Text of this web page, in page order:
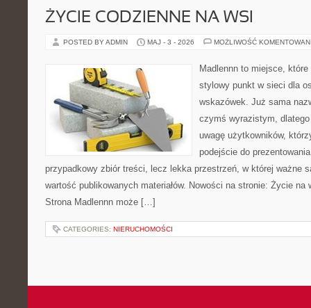
ŻYCIE CODZIENNE NA WSI
POSTED BY ADMIN MAJ - 3 - 2026 MOŻLIWOŚĆ
Madlennn to miejsce,
stylowy punkt w sieci dla
wskazówek. Już sama
czymś wyrazistym,
uwagę użytkowników,
podejście do
przypadkowy zbiór treści, lecz lekka przestrzeń, w której ważne
wartość publikowanych materiałów. Nowości na stronie: Życie na
Strona Madlennn może […]
CATEGORIES: NIERUCHOMOŚCI